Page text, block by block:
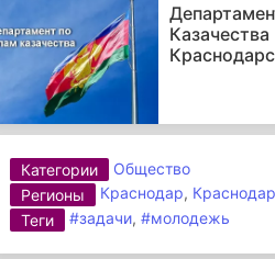
Казачества
Категории
Общество
Регионы
Краснодар,
Теги
#задачи,#молодежь